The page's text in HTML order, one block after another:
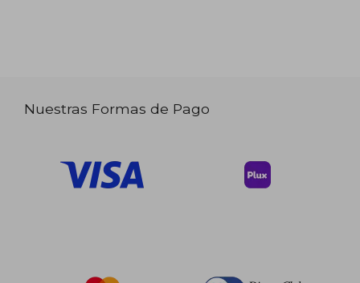
Nuestras Formas de Pago